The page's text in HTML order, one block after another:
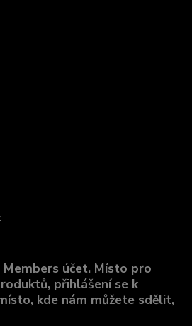
Members účet. Místo pro
přihlášení se k
kde nám můžete sdělit,